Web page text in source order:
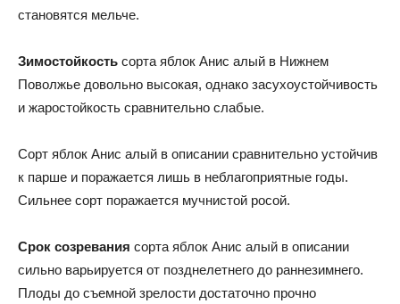
становятся мельче.
Зимостойкость сорта яблок Анис алый в Нижнем
Поволжье довольно высокая, однако засухоустойчивость
и жаростойкость сравнительно слабые.
Сорт яблок Анис алый в описании сравнительно устойчив
к парше и поражается лишь в неблагоприятные годы.
Сильнее сорт поражается мучнистой росой.
Срок созревания сорта яблок Анис алый в описании
сильно варьируется от позднелетнего до раннезимнего.
Плоды до съемной зрелости достаточно прочно